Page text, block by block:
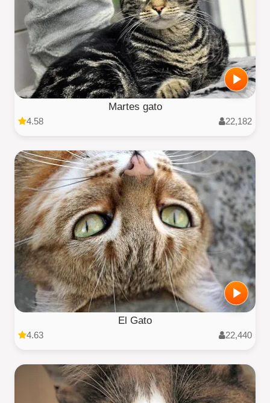
Martes gato
4.58 22,182
El Gato
4.63 22,440